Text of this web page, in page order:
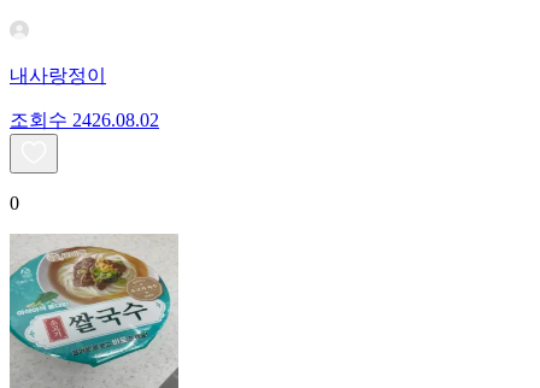
내사랑정이
조회수 2426.08.02
0